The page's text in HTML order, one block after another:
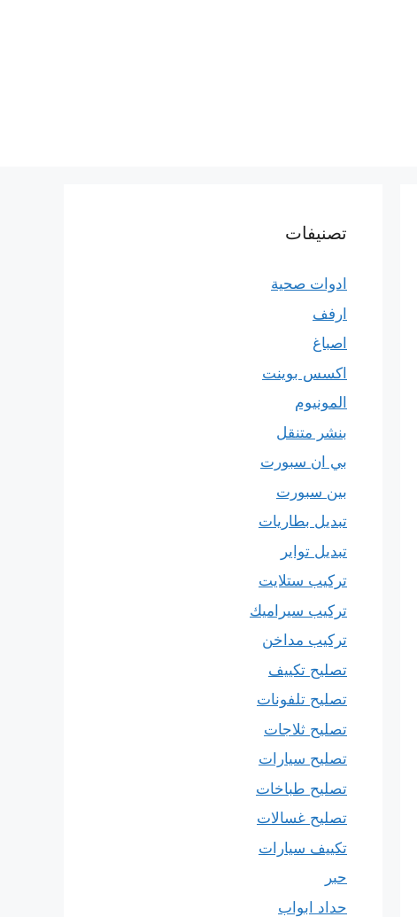
تصنيفات
ادوات صحية
ارفف
اصباغ
اكسس بوينت
المونيوم
بنشر متنقل
بي ان سبورت
بين سبورت
تبديل بطاريات
تبديل تواير
تركيب ستلايت
تركيب سيراميك
تركيب مداخن
تصليح تكييف
تصليح تلفونات
تصليح ثلاجات
تصليح سيارات
تصليح طباخات
تصليح غسالات
تكييف سيارات
حبر
حداد ابواب